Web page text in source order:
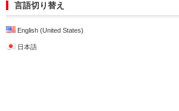
言語切り替え
English (United States)
日本語